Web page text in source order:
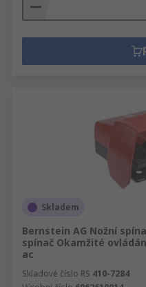
Skladem
Bernstein AG Nožní
spínač Okamžité
ac
Skladové číslo RS 410-7284